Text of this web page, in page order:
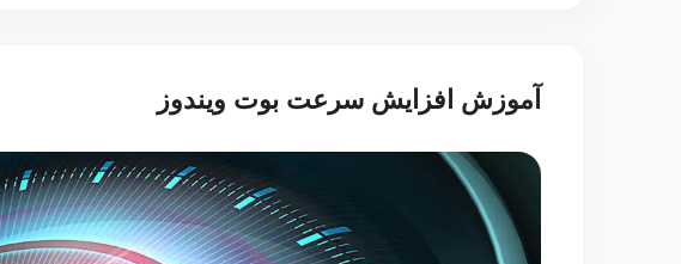
آموزش افزایش سرعت بوت ویندوز